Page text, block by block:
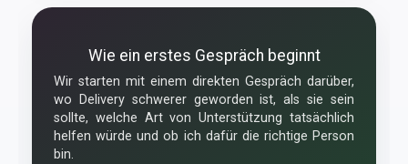
Wie ein erstes Gespräch beginnt
Wir starten mit einem direkten Gespräch darüber,
wo Delivery schwerer geworden ist, als sie sein
sollte, welche Art von Unterstützung tatsächlich
helfen würde und ob ich dafür die richtige Person
bin.